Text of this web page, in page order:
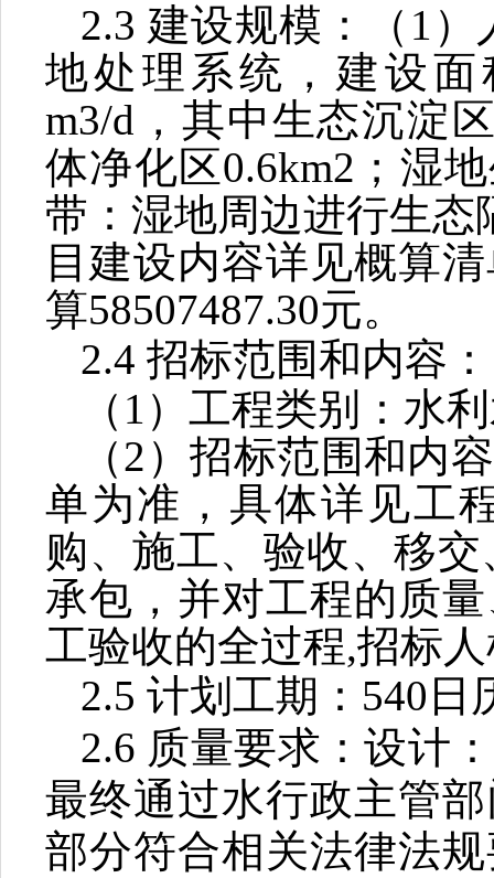
2.3 建设规模： （ 1 ）
地处理系统，建设
m3/d ，其中生态沉淀
体净化区0.6km2；湿
带：湿地周边进行生
目建设内容详见概算
算58507487.30元。
2.4 招标范围和内容：
（ 1 ）工程类别：水
（2 ）招标范围和内
单为准，具体详见工
购、施工、验收、移
承包，并对工程的质
工验收的全过程,招标
2.5 计划工期： 540 日
2.6 质量要求：设计
最终通过水行政主管
部分符合相关法律法